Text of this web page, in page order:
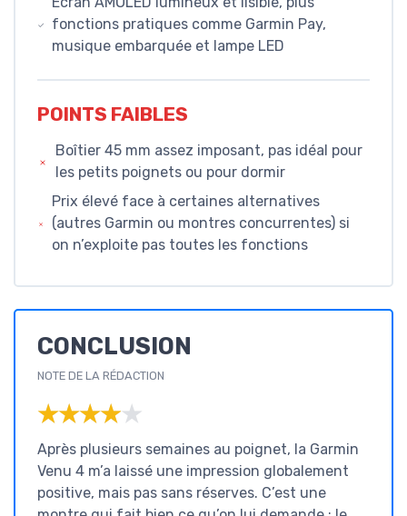
fonctions pratiques comme Garmin Pay,
musique embarquée et lampe LED
POINTS FAIBLES
Boîtier 45 mm assez imposant, pas idéal pour
les petits poignets ou pour dormir
Prix élevé face à certaines alternatives
(autres Garmin ou montres concurrentes) si
on n’exploite pas toutes les fonctions
CONCLUSION
NOTE DE LA RÉDACTION
★★★★★
★★★★★
Après plusieurs semaines au poignet, la Garmin
Venu 4 m’a laissé une impression globalement
positive, mais pas sans réserves. C’est une